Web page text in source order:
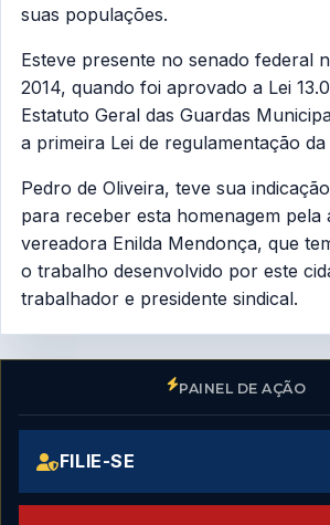
suas populações.
Esteve presente no senado federal
2014, quando foi aprovado a Lei
Estatuto Geral das Guardas
a primeira Lei de regulamentação
Pedro de Oliveira, teve sua
para receber esta homenagem pela
vereadora Enilda Mendonça, que
o trabalho desenvolvido por este
trabalhador e presidente sindical.
PAINEL DE AÇÃO
FILIE-SE